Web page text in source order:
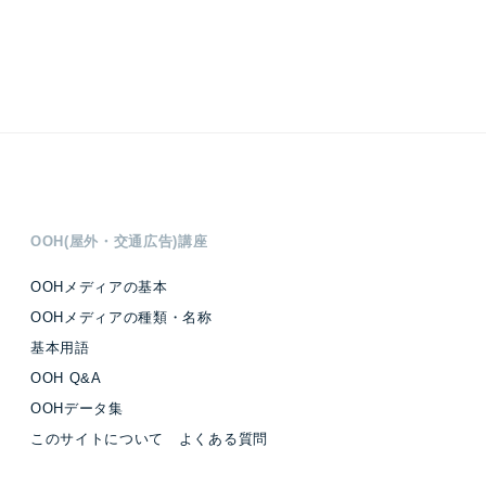
OOH(屋外・交通広告)講座
OOHメディアの基本
OOHメディアの種類・名称
基本用語
OOH Q&A
OOHデータ集
このサイトについて よくある質問